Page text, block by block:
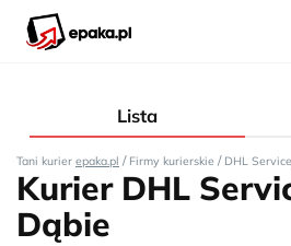
Lista
Tani kurier epaka.pl / Firmy kurierskie / DHL
Kurier DHL
Dąbie